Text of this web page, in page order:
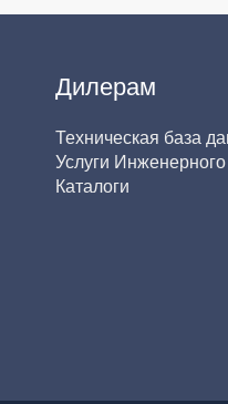
Дилерам
Техническая база
Услуги
Каталоги